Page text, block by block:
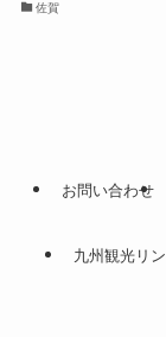
佐賀
お問い合わせ
九州観光リ